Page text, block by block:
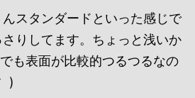
スタンダードといった感じで
りしてます。ちょっと浅いか
表面が比較的つるつるなの
)